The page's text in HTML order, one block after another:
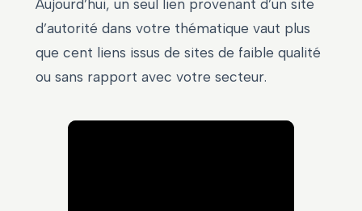
Aujourd’hui, un seul lien provenant d’un site
d’autorité dans votre thématique vaut plus
que cent liens issus de sites de faible qualité
ou sans rapport avec votre secteur.